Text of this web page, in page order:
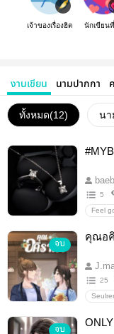
เจ้าของเรื่องฮิต นักเขียน
งานเขียน นามปากกา
ทั้งหมด(12) นา
5
Feel
จบ
คุณอ
25
จบ